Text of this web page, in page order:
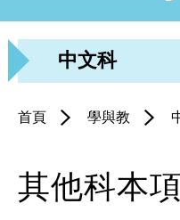
中文科
首頁 學與教
其他科本